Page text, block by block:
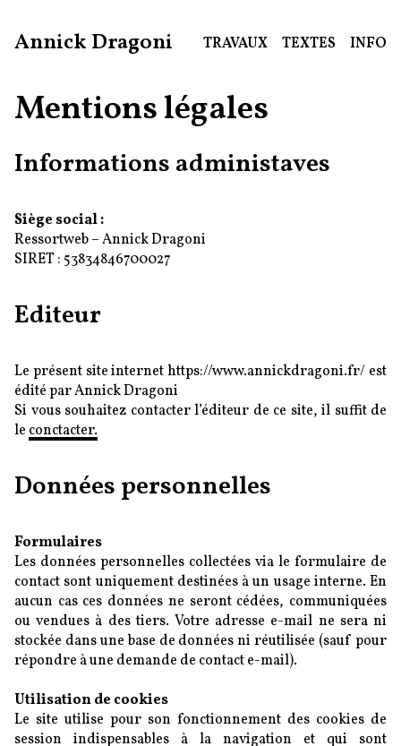
Annick Dragoni
r
t
s
TRAVAUX TEXTES INFO
Mentions légales
Informations administaves
Siège social :
Ressortweb – Annick Dragoni
SIRET : 53834846700027
Editeur
Le présent site internet https://www.annickdragoni.fr/ est
édité par Annick Dragoni
Si vous souhaitez contacter l’éditeur de ce site, il suffit de
le conctacter.
Données personnelles
Formulaires
Les données personnelles collectées via le formulaire de
contact sont uniquement destinées à un usage interne. En
aucun cas ces données ne seront cédées, communiquées
ou vendues à des tiers. Votre adresse e-mail ne sera ni
stockée dans une base de données ni réutilisée (sauf pour
répondre à une demande de contact e-mail).
Utilisation de cookies
Le site utilise pour son fonctionnement des cookies de
session indispensables à la navigation et qui sont